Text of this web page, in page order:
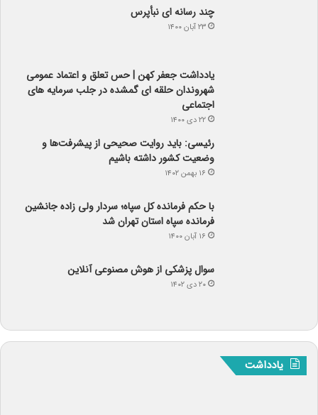
چند رسانه ای نبأپرس
۲۳ آبان ۱۴۰۰
یادداشت جعفر کهن | حس تعلق و اعتماد عمومی
شهروندان حلقه ای گمشده در جلب سرمایه های
اجتماعی
۲۲ دی ۱۴۰۰
رئیسی: باید روایت صحیحی از پیشرفت‌ها و
وضعیت کشور داشته باشیم
۱۶ بهمن ۱۴۰۲
با حکم فرمانده کل سپاه؛ سردار ولی زاده جانشین
فرمانده سپاه استان تهران شد
۱۶ آبان ۱۴۰۰
سوال پزشکی از هوش مصنوعی آنلاین
۲۰ دی ۱۴۰۲
یادداشت